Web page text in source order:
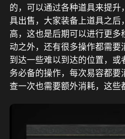
的，可以通过各种道具来提升
具出售，大家装备上道具之后
高，这也是后期可以进行更多
动之外，还有很多操作都需要
到达一些难以到达的位置，或
务必备的操作，每次易容都要
查一次也需要额外消耗，这些